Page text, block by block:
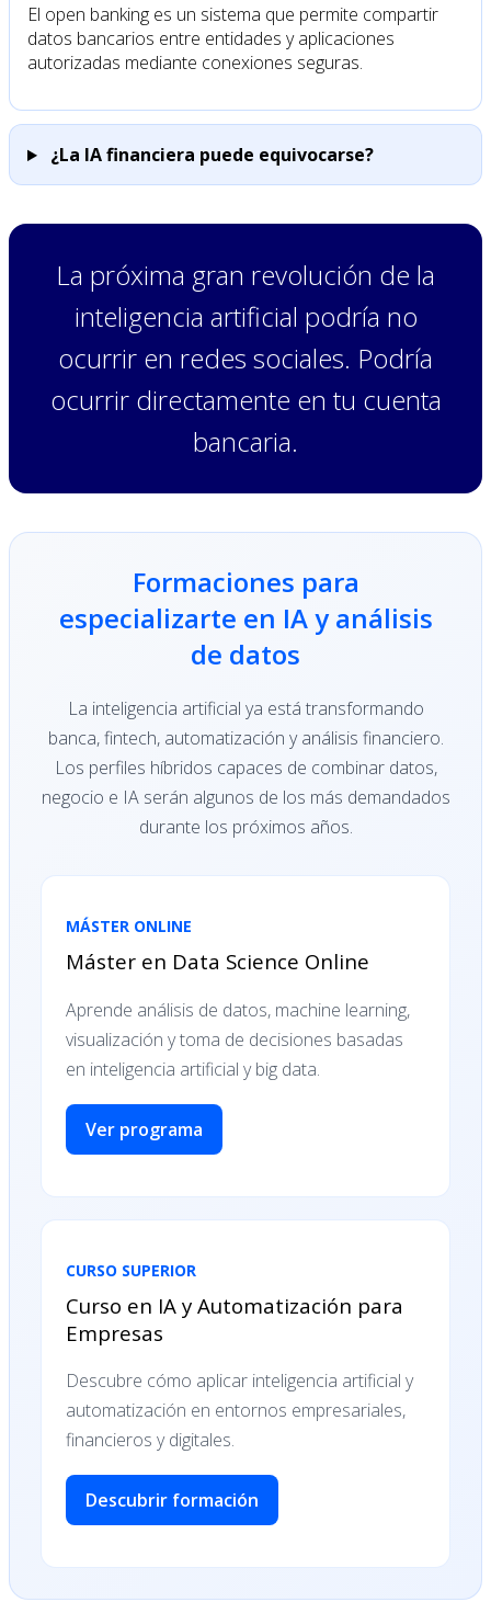
El open banking es un sistema que permite compartir
datos bancarios entre entidades y aplicaciones
autorizadas mediante conexiones seguras.
¿La IA financiera puede equivocarse?
La próxima gran revolución de la
inteligencia artificial podría no
ocurrir en redes sociales. Podría
ocurrir directamente en tu cuenta
bancaria.
Formaciones para
especializarte en IA y análisis
de datos
La inteligencia artificial ya está transformando
banca, fintech, automatización y análisis financiero.
Los perfiles híbridos capaces de combinar datos,
negocio e IA serán algunos de los más demandados
durante los próximos años.
MÁSTER ONLINE
Máster en Data Science Online
Aprende análisis de datos, machine learning,
visualización y toma de decisiones basadas
en inteligencia artificial y big data.
Ver programa
CURSO SUPERIOR
Curso en IA y Automatización para
Empresas
Descubre cómo aplicar inteligencia artificial y
automatización en entornos empresariales,
financieros y digitales.
Descubrir formación